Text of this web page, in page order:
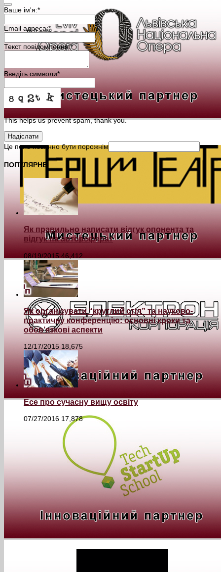
Ваше ім'я:*
Email адреса:*
Текст повідомлення:*
Введіть символи*
This helps us prevent spam, thank you.
Надіслати
Це поле повинно бути порожнім
ПОПУЛЯРНЕ
Як правильно написати відгук опонента та
відгук на автореферат
08/19/2015 46,412
Як організувати “круглий стіл” та науково-
практичну конференцію: основні кроки та
обов’язкові аспекти
12/17/2015 18,675
Есе про сучасну вищу освіту
07/27/2016 17,878